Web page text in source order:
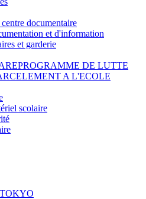
documentaire
et d'information
et garderie
PROGRAMME DE LUTTE
A L'ECOLE
scolaire